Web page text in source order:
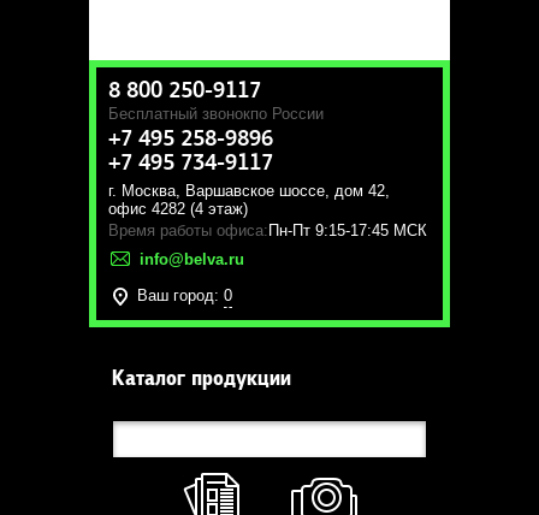
8 800 250-9117
Бесплатный звонокпо России
+7 495 258-9896
+7 495 734-9117
г. Москва, Варшавское шоссе, дом 42,
офис 4282 (4 этаж)
Время работы офиса: Пн-Пт 9:15-17:45 МСК
info@belva.ru
Ваш город: 0
Каталог продукции